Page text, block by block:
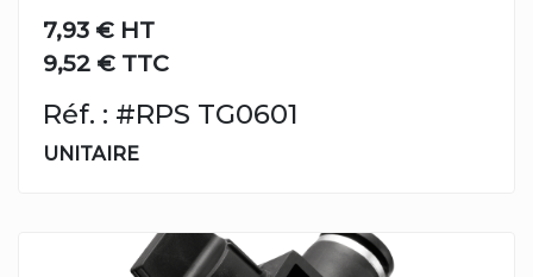
7,93 € HT
9,52 € TTC
Réf. : #RPS TG0601
UNITAIRE